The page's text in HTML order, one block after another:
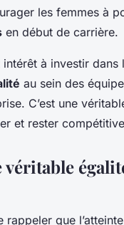
les femmes à
en début de carrière.
à investir
au sein des
C’est une
et rester
que